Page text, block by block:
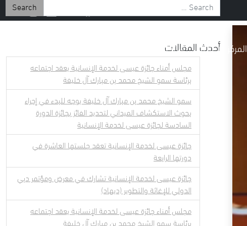
المركز الإعلامي إستكشف
أحدث المقالات
مجلس أمناء جائزة عيسى لخدمة الإنسانية يعقد اجتماعه
برئاسة سمو الشيخ محمد بن مبارك آل خليفة
سمو الشيخ محمد بن مبارك آل خليفة يوجه للبدء في إجراء
بحوث الاستكشاف الميداني لتحديد الفائز بجائزة الدورة
السادسة لجائزة عيسى لخدمة الإنسانية
جائزة عيسى لخدمة الإنسانية تعقد جلستها العاشرة في
دورتها الرابعة
جائزة عيسى لخدمة الإنسانية تشارك في معرض ومؤتمر دبي
الدولي للإغاثة والتطوير (ديهاد)
مجلس أمناء جائزة عيسى لخدمة الإنسانية يعقد اجتماعه
برئاسة سمو الشيخ محمد بن مبارك آل خليفة